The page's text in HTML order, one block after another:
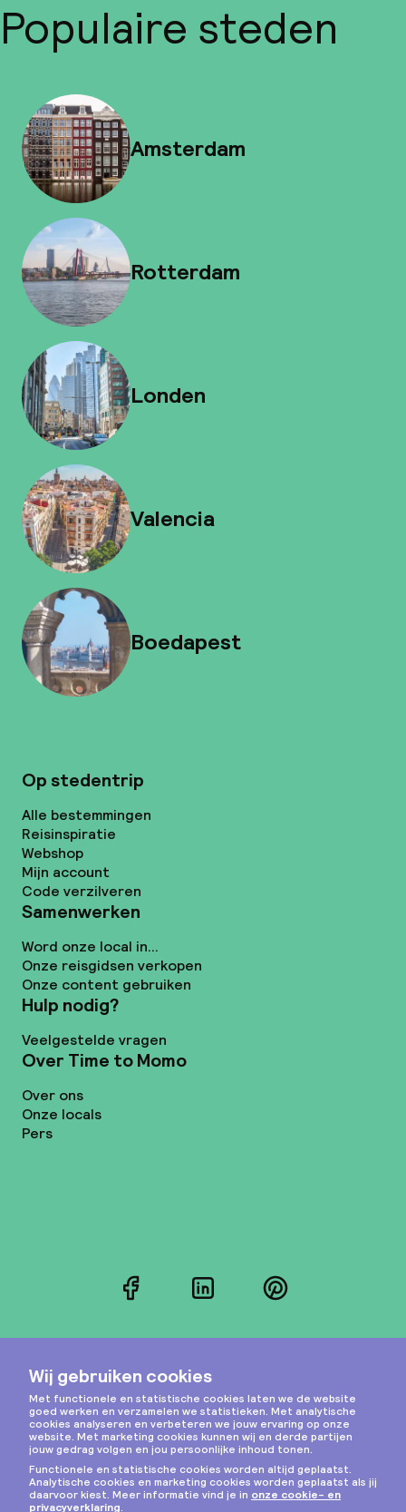
Populaire steden
Amsterdam
Rotterdam
Londen
Valencia
Boedapest
Op stedentrip
Alle bestemmingen
Reisinspiratie
Webshop
Mijn account
Code verzilveren
Samenwerken
Word onze local in...
Onze reisgidsen verkopen
Onze content gebruiken
Hulp nodig?
Veelgestelde vragen
Over Time to Momo
Over ons
Onze locals
Pers
FacebookLinkedInPinterest
Instagram